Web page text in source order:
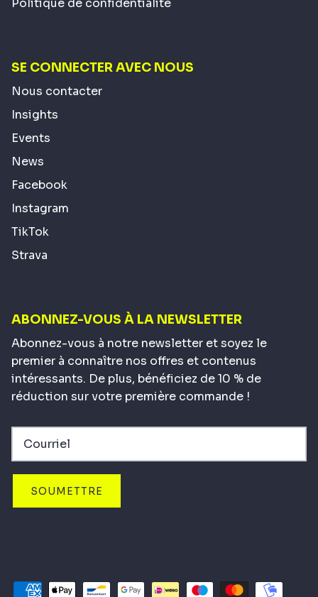
Politique de confidentialité
SE CONNECTER AVEC NOUS
Nous contacter
Insights
Events
News
Facebook
Instagram
TikTok
Strava
ABONNEZ-VOUS À LA NEWSLETTER
Abonnez-vous à notre newsletter et soyez le
premier à connaître nos offres et contenus
intéressants. De plus, bénéficiez de 10 % de
réduction sur votre première commande !
SOUMETTRE